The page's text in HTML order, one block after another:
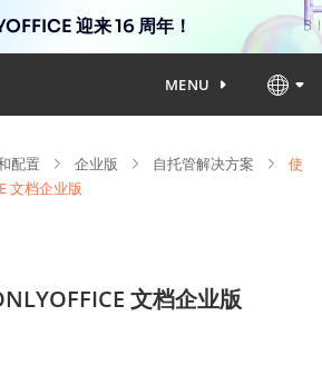
迎来 16 周年！
MENU
配置 企业版 自托管解决方案
使
文档企业版
文档企业版